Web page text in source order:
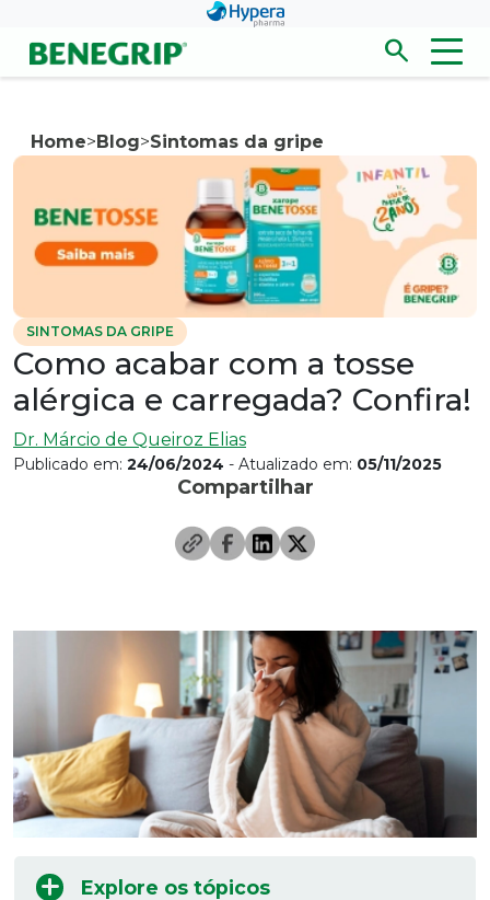
Pular para conteúdo principal
search
Abrir/
Home>Blog>Sintomas da gripe
SINTOMAS DA GRIPE
Como acabar com a tosse
alérgica e carregada? Confira!
Dr. Márcio de Queiroz Elias
Publicado em: 24/06/2024 - Atualizado em: 05/11/2025
Compartilhar
Explore os tópicos